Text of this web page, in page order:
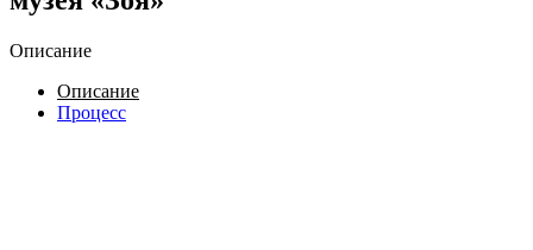
Описание
Описание
Процесс